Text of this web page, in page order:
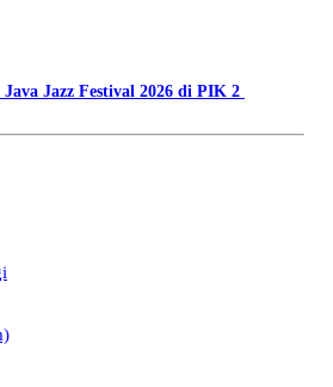
Jazz Festival 2026 di PIK 2